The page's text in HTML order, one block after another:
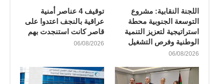
اللجنة النقابية: مشروع
التوسعة الجنوبية محطة
استراتيجية لتعزيز التنمية
الوطنية وفرص التشغيل
06/08/2026
توقيف 4 عناصر أمنية
عراقية بالنجف اعتدوا على
قاصر كانت استنجدت بهم
06/08/2026